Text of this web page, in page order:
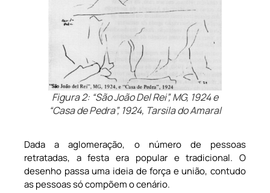
Figura 2: “São João Del Rei”, MG, 1924 e
“Casa de Pedra”, 1924, Tarsila do Amaral
Dada a aglomeração, o número de pessoas
retratadas, a festa era popular e tradicional. O
desenho passa uma ideia de força e união, contudo
as pessoas só compõem o cenário.